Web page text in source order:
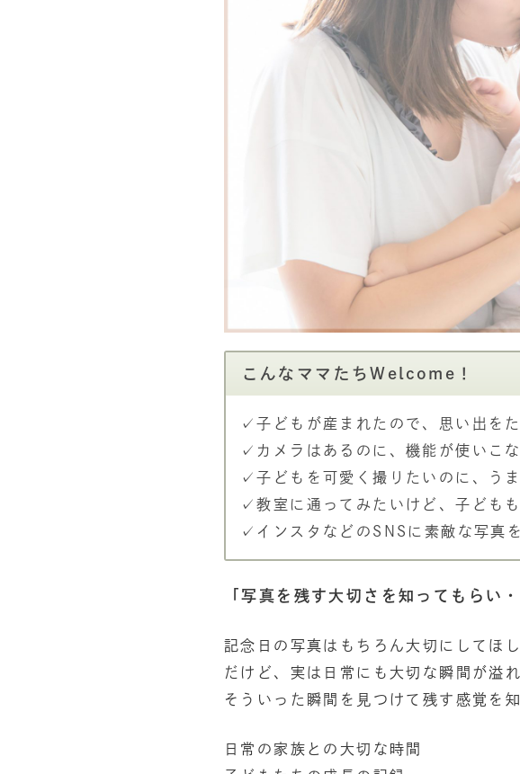
こんなママたちWelcome！
✓子どもが産まれたので、思い出を
✓カメラはあるのに、機能が使いこ
✓子どもを可愛く撮りたいのに、う
✓教室に通ってみたいけど、子ども
✓インスタなどのSNSに素敵な写真
「写真を残す大切さを知ってもらい
記念日の写真はもちろん大切にしてほ
だけど、実は日常にも大切な瞬間が溢
そういった瞬間を見つけて残す感覚を
日常の家族との大切な時間